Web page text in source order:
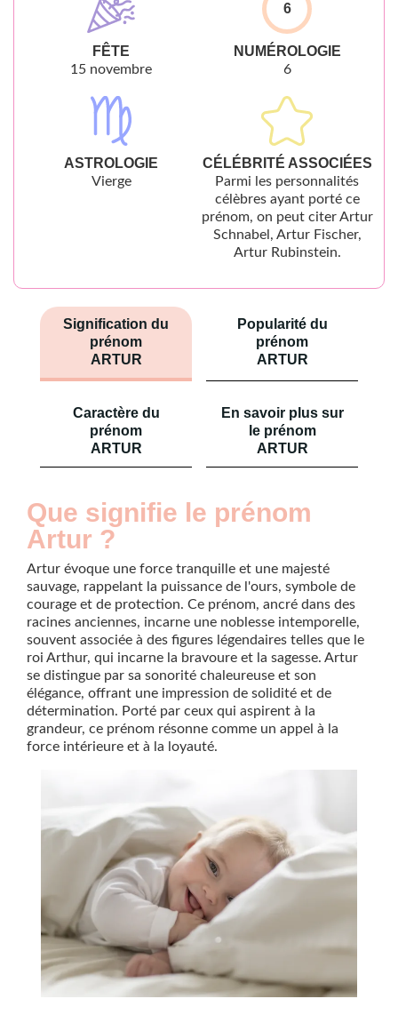
FÊTE
15 novembre
6
NUMÉROLOGIE
6
ASTROLOGIE
Vierge
CÉLÉBRITÉ ASSOCIÉES
Parmi les personnalités
célèbres ayant porté ce
prénom, on peut citer Artur
Schnabel, Artur Fischer,
Artur Rubinstein.
Signification du
prénom
ARTUR
Popularité du
prénom
ARTUR
Caractère du
prénom
ARTUR
En savoir plus sur
le prénom
ARTUR
Que signifie le prénom
Artur ?
Artur évoque une force tranquille et une majesté
sauvage, rappelant la puissance de l'ours, symbole de
courage et de protection. Ce prénom, ancré dans des
racines anciennes, incarne une noblesse intemporelle,
souvent associée à des figures légendaires telles que le
roi Arthur, qui incarne la bravoure et la sagesse. Artur
se distingue par sa sonorité chaleureuse et son
élégance, offrant une impression de solidité et de
détermination. Porté par ceux qui aspirent à la
grandeur, ce prénom résonne comme un appel à la
force intérieure et à la loyauté.